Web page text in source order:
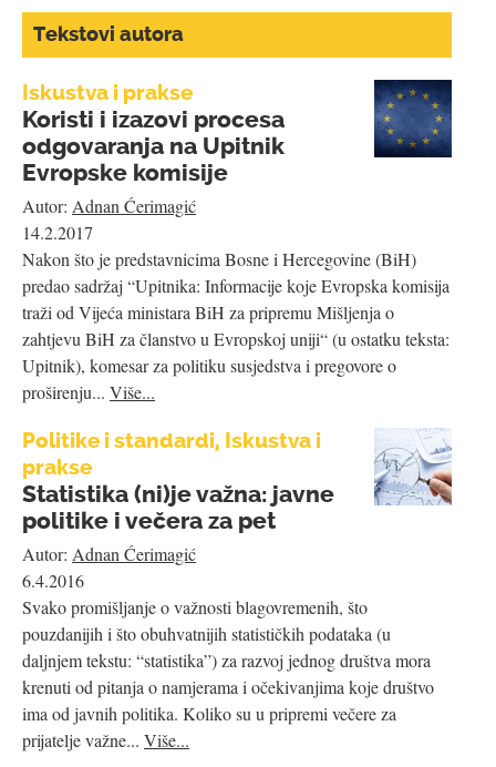
external)
Tekstovi autora
Iskustva i prakse
Koristi i izazovi procesa
odgovaranja na Upitnik
Evropske komisije
Autor: Adnan Ćerimagić
14.2.2017
Nakon što je predstavnicima Bosne i Hercegovine (BiH)
predao sadržaj “Upitnika: Informacije koje Evropska komisija
traži od Vijeća ministara BiH za pripremu Mišljenja o
zahtjevu BiH za članstvo u Evropskoj uniji“ (u ostatku teksta:
Upitnik), komesar za politiku susjedstva i pregovore o
proširenju... Više...
Politike i standardi, Iskustva i
prakse
Statistika (ni)je važna: javne
politike i večera za pet
Autor: Adnan Ćerimagić
6.4.2016
Svako promišljanje o važnosti blagovremenih, što
pouzdanijih i što obuhvatnijih statističkih podataka (u
daljnjem tekstu: “statistika”) za razvoj jednog društva mora
krenuti od pitanja o namjerama i očekivanjima koje društvo
ima od javnih politika. Koliko su u pripremi večere za
prijatelje važne... Više...